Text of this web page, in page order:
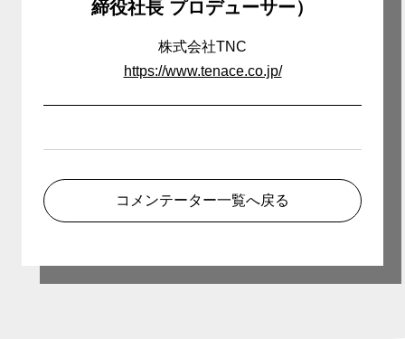
締役社長 プロデューサー）
株式会社TNC
https://www.tenace.co.jp/
コメンテーター一覧へ戻る